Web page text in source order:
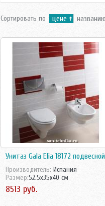
Сортировать по цене
Унитаз Gala Elia 18172 подвесной
Производитель: Испания
Размер:52.5x35x40 см
8513 руб.